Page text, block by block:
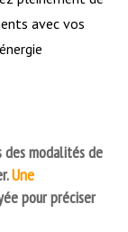
avec vos
des modalités de
Une
pour préciser